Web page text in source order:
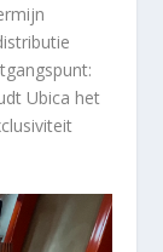
Ubica het